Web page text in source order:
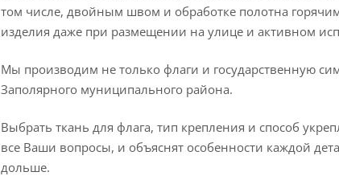
том числе, двойным швом и обработке полотна
изделия даже при размещении на улице и активном
Мы производим не только флаги и государственную
Заполярного муниципального района.
Выбрать ткань для флага, тип крепления и способ
все Ваши вопросы, и объяснят особенности каждой
дольше.